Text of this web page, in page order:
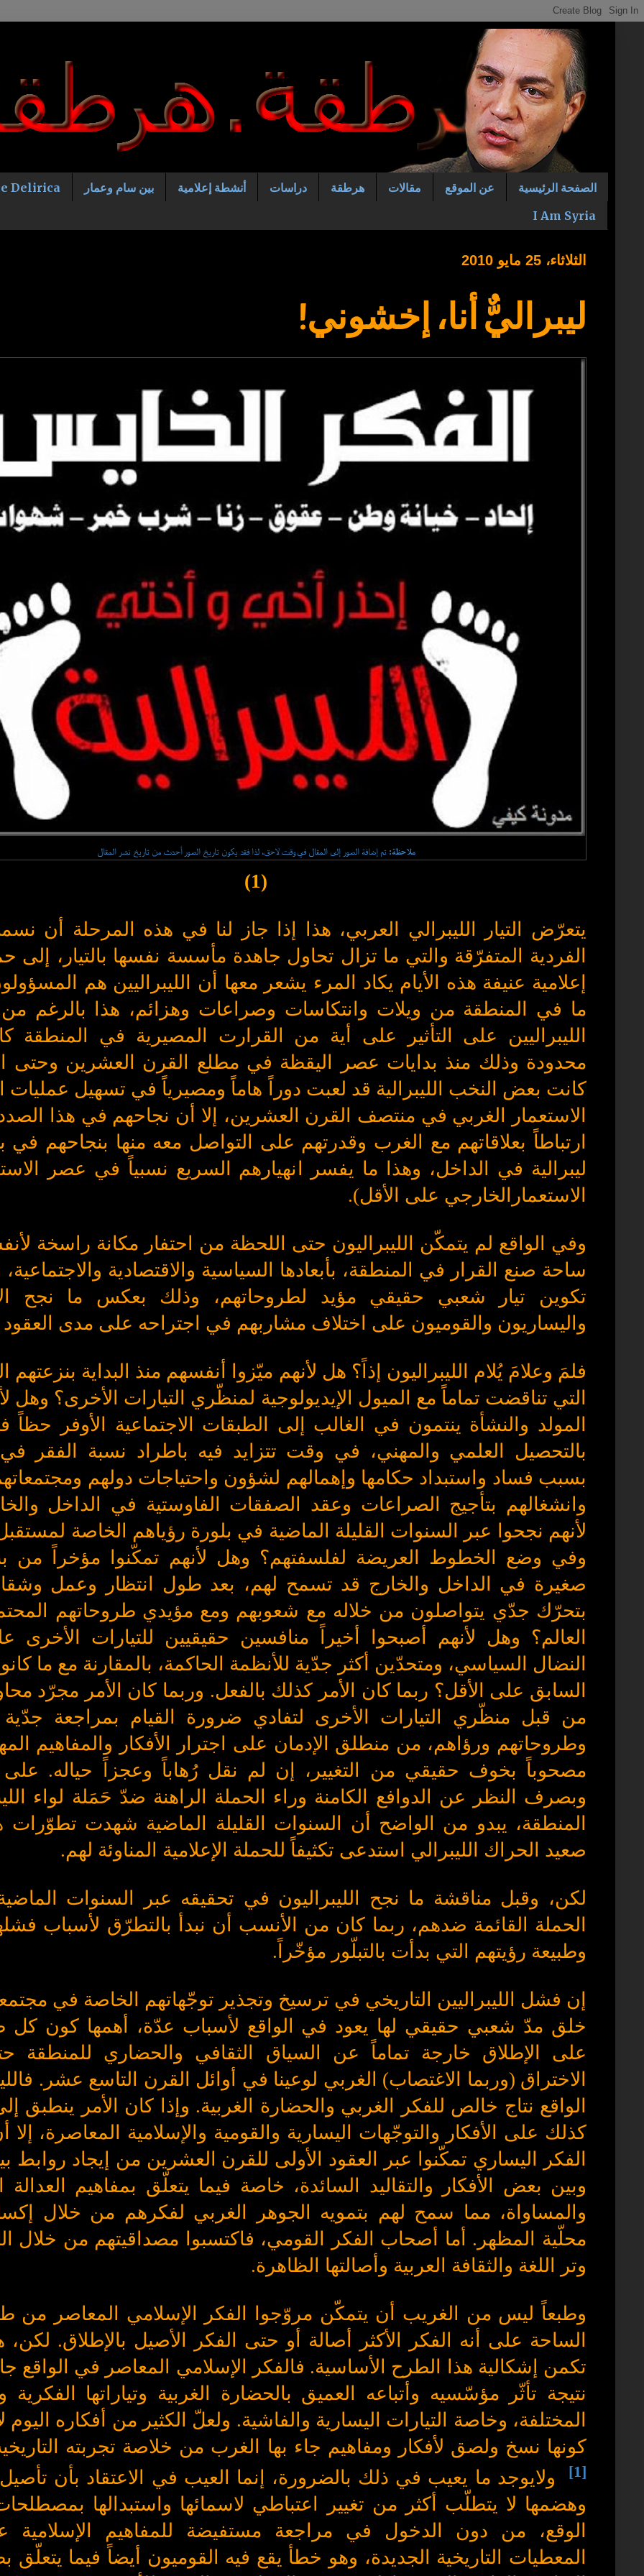
الصفحة الرئيسية عن الموقع مقالات هرطقة دراسات أنشطة إعلامية بين سام وعمار Delirica
I Am Syria
الثلاثاء، 25 مايو 2010
ليبراليٌّ أنا، إخشوني!
ملاحظة: تم إضافة الصور إلى المقال في وقت لاحق، لذا فقد يكون تاريخ الصور أحدث من تاريخ نشر المقال
(1)
يتعرّض التيار الليبرالي العربي، هذا إذا جاز لنا في هذه المرحلة أن
الفردية المتفرّقة والتي ما تزال تحاول جاهدة مأسسة نفسها بالتيار، إلى
إعلامية عنيفة هذه الأيام يكاد المرء يشعر معها أن الليبراليين هم
ما في المنطقة من ويلات وانتكاسات وصراعات وهزائم، هذا بالرغم
الليبراليين على التأثير على أية من القرارت المصيرية في المنطقة
محدودة وذلك منذ بدايات عصر اليقظة في مطلع القرن العشرين وحتى
كانت بعض النخب الليبرالية قد لعبت دوراً هاماً ومصيرياً في تسهيل عمليات
الاستعمار الغربي في منتصف القرن العشرين، إلا أن نجاحهم في هذا الصدد
ارتباطاً بعلاقاتهم مع الغرب وقدرتهم على التواصل معه منها بنجاحهم في
ليبرالية في الداخل، وهذا ما يفسر انهيارهم السريع نسبياً في عصر
الاستعمارالخارجي على الأقل).
وفي الواقع لم يتمكّن الليبراليون حتى اللحظة من احتفار مكانة راسخة
ساحة صنع القرار في المنطقة، بأبعادها السياسية والاقتصادية
تكوين تيار شعبي حقيقي مؤيد لطروحاتهم، وذلك بعكس ما نجح
واليساريون والقوميون على اختلاف مشاربهم في اجتراحه على مدى العقود
فلمَ وعلامَ يُلام الليبراليون إذاً؟ هل لأنهم ميّزوا أنفسهم منذ البداية بنزعتهم
التي تناقضت تماماً مع الميول الإيديولوجية لمنظّري التيارات الأخرى؟ وهل
المولد والنشأة ينتمون في الغالب إلى الطبقات الاجتماعية الأوفر حظاً
بالتحصيل العلمي والمهني، في وقت تتزايد فيه باطراد نسبة الفقر
بسبب فساد واستبداد حكامها وإهمالهم لشؤون واحتياجات دولهم
وانشغالهم بتأجيج الصراعات وعقد الصفقات الفاوستية في الداخل
لأنهم نجحوا عبر السنوات القليلة الماضية في بلورة رؤياهم الخاصة
وفي وضع الخطوط العريضة لفلسفتهم؟ وهل لأنهم تمكّنوا مؤخراً من
صغيرة في الداخل والخارج قد تسمح لهم، بعد طول انتظار وعمل
بتحرّك جدّي يتواصلون من خلاله مع شعوبهم ومع مؤيدي طروحاتهم
العالم؟ وهل لأنهم أصبحوا أخيراً منافسين حقيقيين للتيارات الأخرى
النضال السياسي، ومتحدّين أكثر جدّية للأنظمة الحاكمة، بالمقارنة مع ما
السابق على الأقل؟ ربما كان الأمر كذلك بالفعل. وربما كان الأمر مجرّد
من قبل منظّري التيارات الأخرى لتفادي ضرورة القيام بمراجعة جدّية
وطروحاتهم ورؤاهم، من منطلق الإدمان على اجترار الأفكار والمفاهيم
مصحوباً بخوف حقيقي من التغيير، إن لم نقل رُهاباً وعجزاً حياله. على
وبصرف النظر عن الدوافع الكامنة وراء الحملة الراهنة ضدّ حَمَلة لواء
المنطقة، يبدو من الواضح أن السنوات القليلة الماضية شهدت تطوّرات
صعيد الحراك الليبرالي استدعى تكثيفاً للحملة الإعلامية المناوئة لهم.
لكن، وقبل مناقشة ما نجح الليبراليون في تحقيقه عبر السنوات
الحملة القائمة ضدهم، ربما كان من الأنسب أن نبدأ بالتطرّق لأسباب
وطبيعة رؤيتهم التي بدأت بالتبلّور مؤخّراً.
إن فشل الليبراليين التاريخي في ترسيخ وتجذير توجّهاتهم الخاصة في
خلق مدّ شعبي حقيقي لها يعود في الواقع لأسباب عدّة، أهمها كون كل
على الإطلاق خارجة تماماً عن السياق الثقافي والحضاري للمنطقة
الاختراق (وربما الاغتصاب) الغربي لوعينا في أوائل القرن التاسع عشر.
الواقع نتاج خالص للفكر الغربي والحضارة الغربية. وإذا كان الأمر ينطبق
كذلك على الأفكار والتوجّهات اليسارية والقومية والإسلامية المعاصرة،
الفكر اليساري تمكّنوا عبر العقود الأولى للقرن العشرين من إيجاد روابط
وبين بعض الأفكار والتقاليد السائدة، خاصة فيما يتعلّق بمفاهيم العدالة
والمساواة، مما سمح لهم بتمويه الجوهر الغربي لفكرهم من خلال
محلّية المظهر. أما أصحاب الفكر القومي، فاكتسبوا مصداقيتهم من خلال
وتر اللغة والثقافة العربية وأصالتها الظاهرة.
وطبعاً ليس من الغريب أن يتمكّن مروّجوا الفكر الإسلامي المعاصر من
الساحة على أنه الفكر الأكثر أصالة أو حتى الفكر الأصيل بالإطلاق. لكن،
تكمن إشكالية هذا الطرح الأساسية. فالفكر الإسلامي المعاصر في الواقع
نتيجة تأثّر مؤسّسيه وأتباعه العميق بالحضارة الغربية وتياراتها الفكرية
المختلفة، وخاصة التيارات اليسارية والفاشية. ولعلّ الكثير من أفكاره اليوم
كونها نسخ ولصق لأفكار ومفاهيم جاء بها الغرب من خلاصة تجربته
[1]
ولايوجد ما يعيب في ذلك بالضرورة، إنما العيب في الاعتقاد بأن
وهضمها لا يتطلّب أكثر من تغيير اعتباطي لاسمائها واستبدالها
الوقع، من دون الدخول في مراجعة مستفيضة للمفاهيم
المعطيات التاريخية الجديدة، وهو خطأ يقع فيه القوميون أيضاً فيما يتعلّق